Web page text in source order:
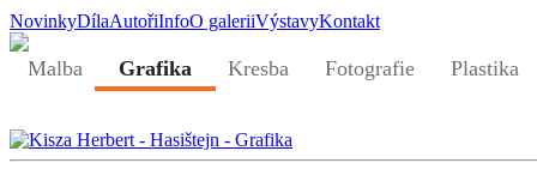
NovinkyDílaAutořiInfoO galeriiVýstavyKontakt
Malba Grafika Kresba Fotografie Plastika